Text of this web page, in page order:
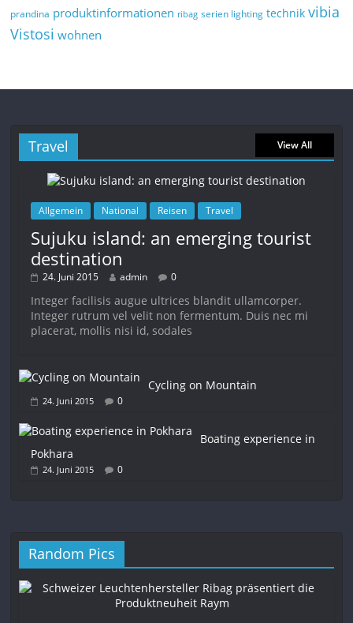
prandina produktinformationen ribag serien lighting technik vibia
Vistosi wohnen
Travel View All
Allgemein National Reisen Travel
Sujuku island: an emerging tourist
destination
24. Juni 2015 admin 0
Integer facilisis augue ultrices blandit ullamcorper.
Integer rutrum vel velit non fermentum. Duis nec mi
placerat, mollis nisi id, sodales
Cycling on Mountain
24. Juni 2015 0
Boating experience in
Pokhara
24. Juni 2015 0
Random Pics